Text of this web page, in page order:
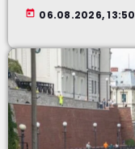
today 06.08.2026, 13:50